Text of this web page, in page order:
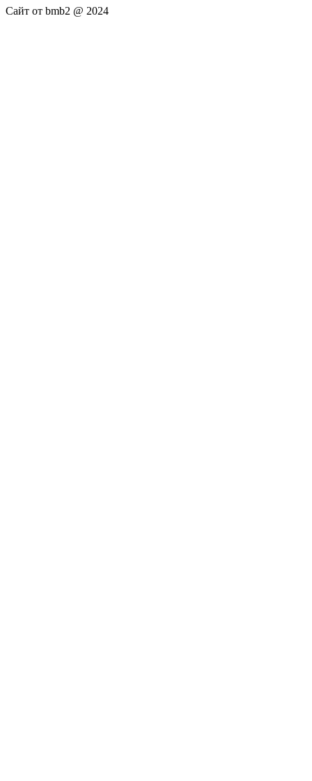
Сайт от bmb2 @ 2024